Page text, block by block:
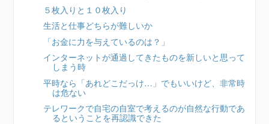
５枚入りと１０枚入り
生活と仕事どちらが難しいか
「お金に力を与えているのは？」
インターネットが通過してきたものを新しいと思って
しまう時
平時なら「あれどこだっけ…」でもいいけど、非常時
は危ない
テレワークで自宅の自室で考えるのが自然な行動であ
るということを再認識できた